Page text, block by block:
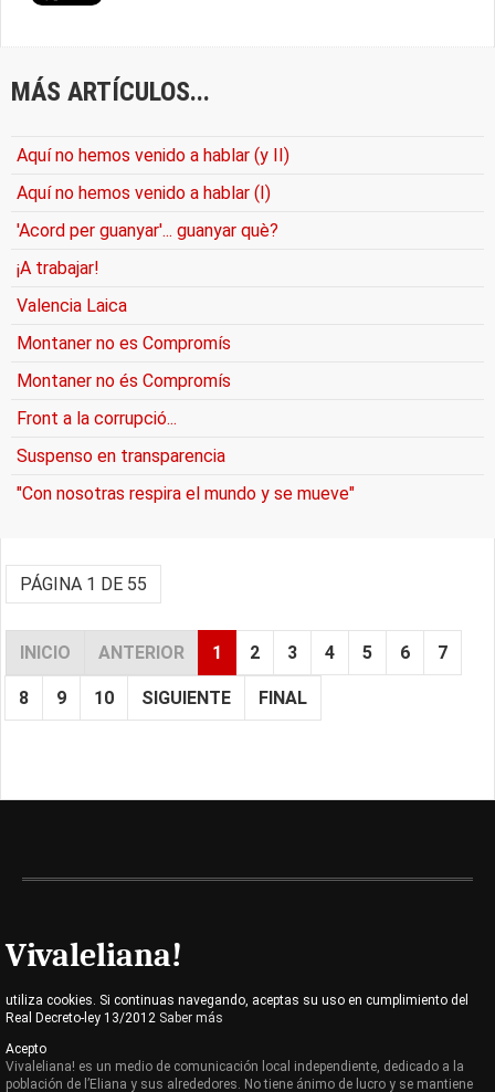
MÁS ARTÍCULOS...
Aquí no hemos venido a hablar (y II)
Aquí no hemos venido a hablar (I)
'Acord per guanyar'... guanyar què?
¡A trabajar!
Valencia Laica
Montaner no es Compromís
Montaner no és Compromís
Front a la corrupció...
Suspenso en transparencia
"Con nosotras respira el mundo y se mueve"
PÁGINA 1 DE 55
INICIO ANTERIOR 1 2 3 4 5 6 7
8 9 10 SIGUIENTE FINAL
Vivaleliana!
utiliza cookies. Si continuas navegando, aceptas su uso en cumplimiento del
Real Decreto-ley 13/2012 Saber más
Acepto
Vivaleliana! es un medio de comunicación local independiente, dedicado a la
población de l’Eliana y sus alrededores. No tiene ánimo de lucro y se mantiene